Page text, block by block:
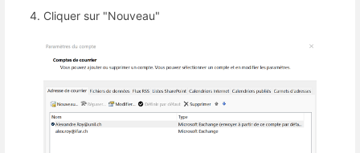
Cliquer sur "Nouveau"